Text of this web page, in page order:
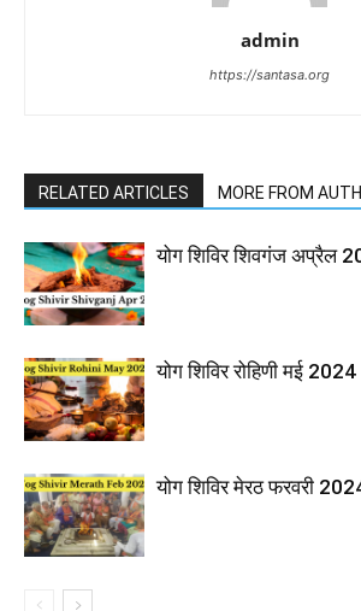
admin
https://santasa.org
RELATED ARTICLES MORE FROM
योग शिविर शिवगंज अप्रैल
योग शिविर रोहिणी मई 2024
योग शिविर मेरठ फरवरी